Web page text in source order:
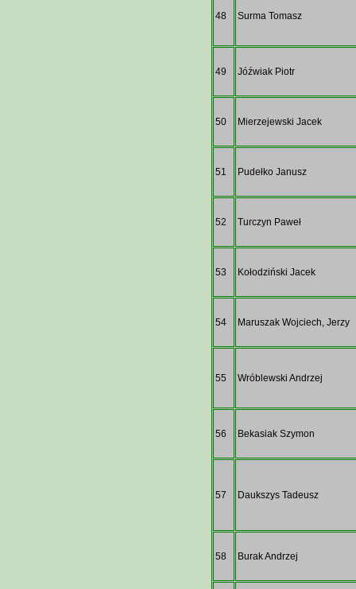
48 Surma Tomasz
49 Jóźwiak Piotr
50 Mierzejewski Jacek
51 Pudełko Janusz
52 Turczyn Paweł
53 Kołodziński Jacek
54 Maruszak Wojciech, Jerzy
55 Wróblewski Andrzej
56 Bekasiak Szymon
57 Daukszys Tadeusz
58 Burak Andrzej